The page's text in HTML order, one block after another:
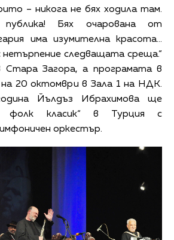
– никога не бях ходила там.
Бях очарована от
има изумителна красота...
нетърпение следващата среща.“
Загора, а програмата в
20 октомври в Зала 1 на НДК.
Йълдъз Ибрахимова ще
фолк класик“ в Турция с
оркестър.